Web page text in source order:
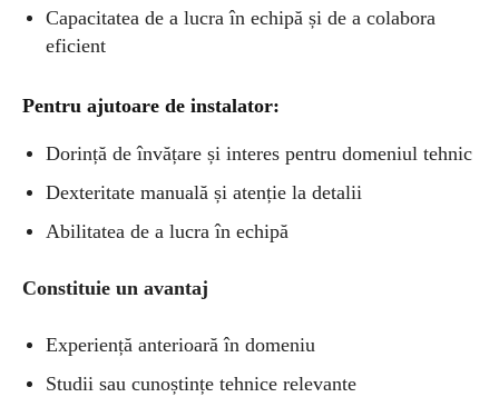
Capacitatea de a lucra în echipă și de a colabora
eficient
Pentru ajutoare de instalator:
Dorință de învățare și interes pentru domeniul tehnic
Dexteritate manuală și atenție la detalii
Abilitatea de a lucra în echipă
Constituie un avantaj
Experiență anterioară în domeniu
Studii sau cunoștințe tehnice relevante